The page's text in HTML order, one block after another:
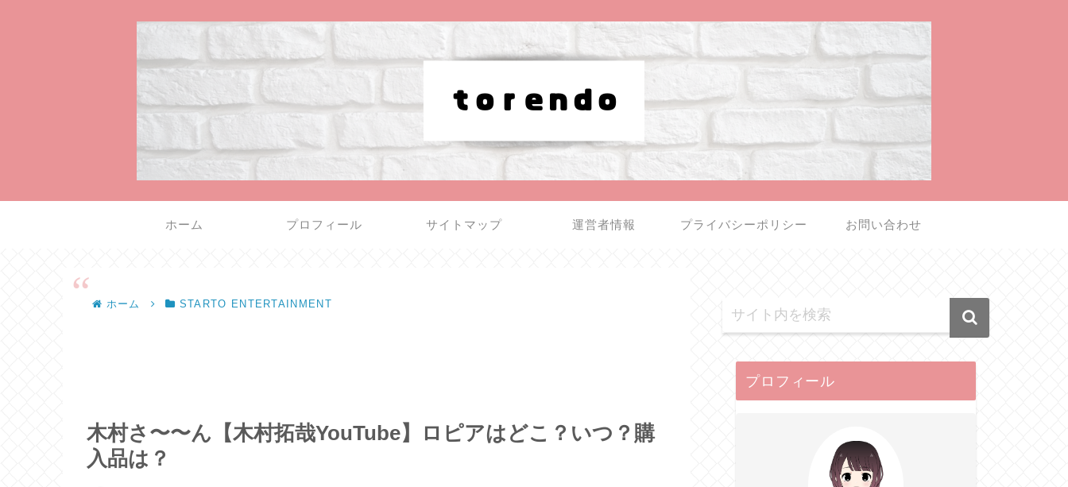
ホーム プロフィール サイトマップ 運営者情報 プライバシーポリシー お問い合わせ
ホーム STARTO ENTERTAINMENT
木村さ〜〜ん【木村拓哉YouTube】ロピアはどこ？いつ？購
入品は？
プロフィール